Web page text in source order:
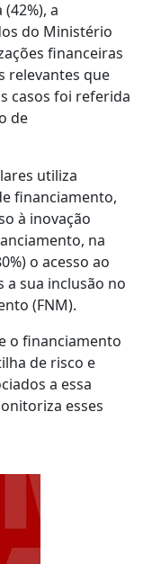
a
do Ministério
financeiras
relevantes que
casos foi referida
de
utiliza
financiamento,
à inovação
na
o acesso ao
a sua inclusão no
(FNM).
o financiamento
de risco e
a essa
esses